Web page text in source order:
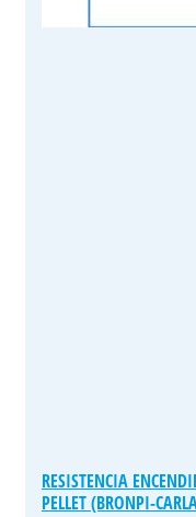
RESISTENCIA
PELLET (BRONPI-